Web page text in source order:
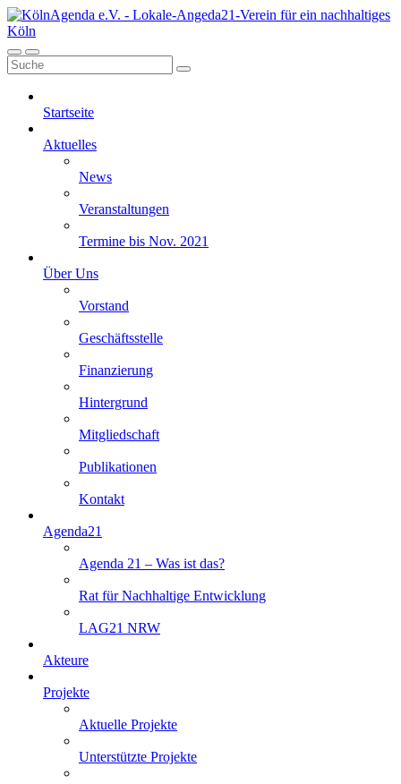
Startseite
Aktuelles
News
Veranstaltungen
Termine bis Nov. 2021
Über Uns
Vorstand
Geschäftsstelle
Finanzierung
Hintergrund
Mitgliedschaft
Publikationen
Kontakt
Agenda21
Agenda 21 – Was ist das?
Rat für Nachhaltige Entwicklung
LAG21 NRW
Akteure
Projekte
Aktuelle Projekte
Unterstützte Projekte